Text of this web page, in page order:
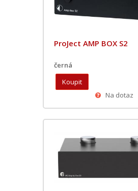
ProJect AMP BOX S2
černá
Na dotaz